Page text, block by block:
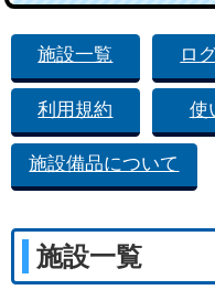
施設一覧 ロ
利用規約 使
施設備品について
施設一覧